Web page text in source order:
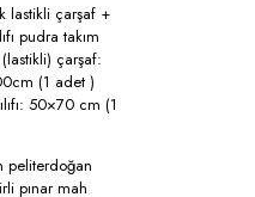
lastikli çarşaf +
pudra takım
çarşaf:
(1 adet )
50×70 cm (1
peliterdoğan
pınar mah